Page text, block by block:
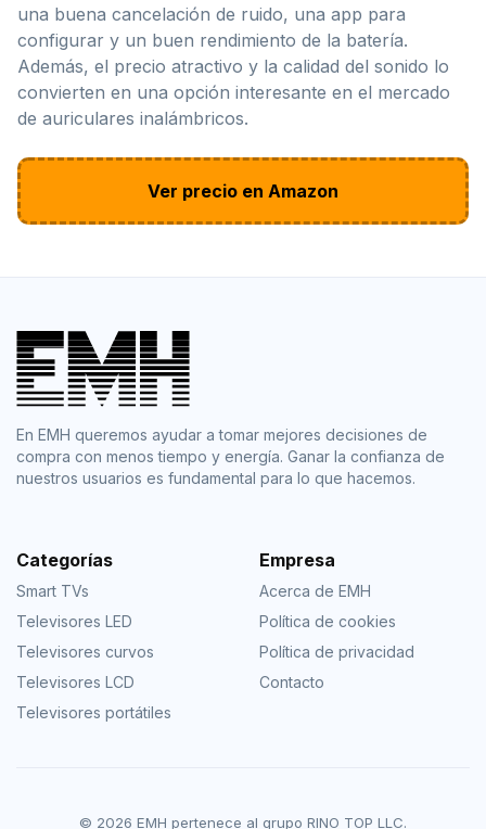
una buena cancelación de ruido, una app para
configurar y un buen rendimiento de la batería.
Además, el precio atractivo y la calidad del sonido lo
convierten en una opción interesante en el mercado
de auriculares inalámbricos.
Ver precio en Amazon
En EMH queremos ayudar a tomar mejores decisiones de
compra con menos tiempo y energía. Ganar la confianza de
nuestros usuarios es fundamental para lo que hacemos.
Categorías
Smart TVs
Televisores LED
Televisores curvos
Televisores LCD
Televisores portátiles
Empresa
Acerca de EMH
Política de cookies
Política de privacidad
Contacto
© 2026 EMH pertenece al grupo RINO TOP LLC.